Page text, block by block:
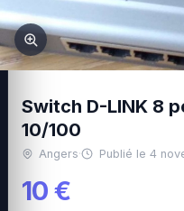
Switch D-LINK 8
10/100
Angers· Publié le 4
10 €